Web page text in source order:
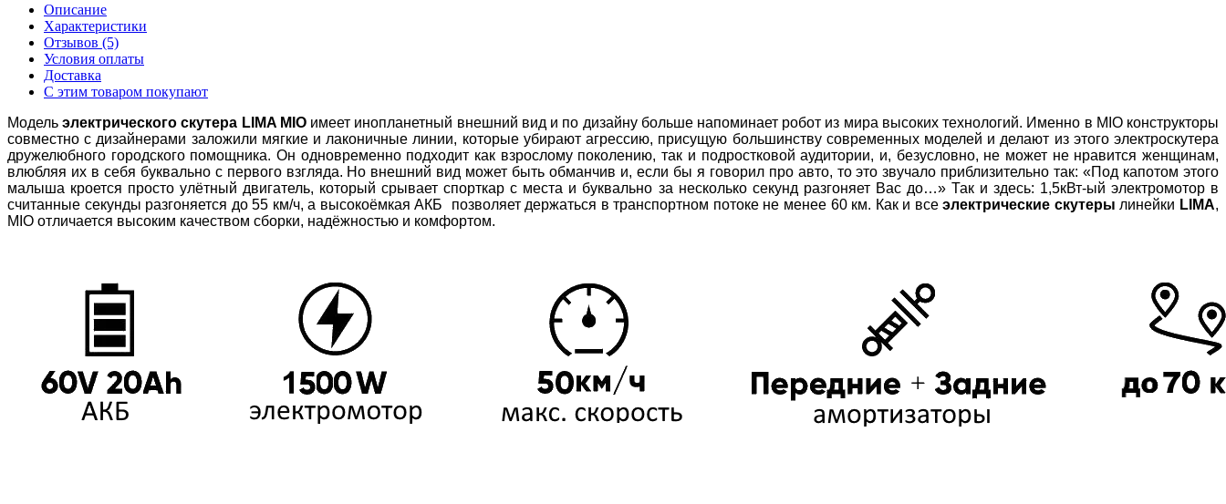
Описание
Характеристики
Отзывов (5)
Условия оплаты
Доставка
С этим товаром покупают
Модельэлектрического скутера LIMA MIOимеет инопланетный внешний вид и по дизайну больше напоминает робот из мира высоких технологий. Именно в MIOконструкторы
совместно с дизайнерами заложили мягкие и лаконичные линии, которые убирают агрессию, присущую большинству современных моделей и делают из этого электроскутера
дружелюбного городского помощника. Он одновременно подходит как взрослому поколению, так и подростковой аудитории, и, безусловно, не может не нравится женщинам,
влюбляя их в себя буквально с первого взгляда. Но внешний вид может быть обманчив и, если бы я говорил про авто, то это звучало приблизительно так: «Под капотом этого
малыша кроется просто улётный двигатель, который срывает спорткар с места и буквально за несколько секунд разгоняет Вас до…» Так и здесь: 1,5кВт-ый электромотор в
считанные секунды разгоняется до 55 км/ч, а высокоёмкая АКБ позволяет держаться в транспортном потоке не менее 60 км. Как и всеэлектрические скутеры линейки LIMA,
MIO отличается высоким качеством сборки, надёжностью и комфортом.